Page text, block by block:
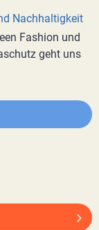
Nachhaltigkeit
Fashion und
geht uns